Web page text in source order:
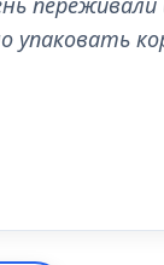
упаковать